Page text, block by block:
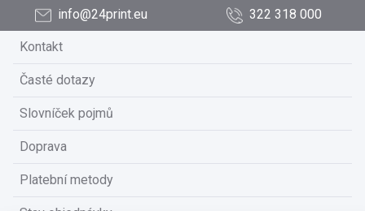
info@24print.eu 322 318 000
Kontakt
Časté dotazy
Slovníček pojmů
Doprava
Platební metody